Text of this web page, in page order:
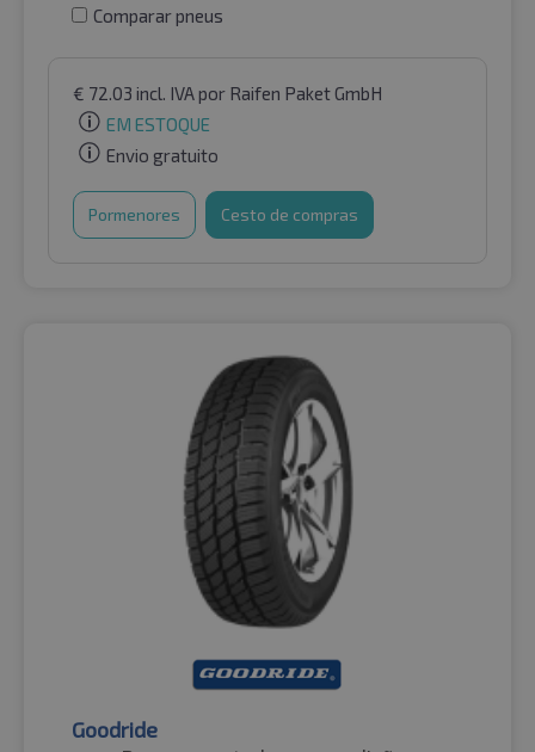
Comparar pneus
€ 72.03 incl. IVApor Raifen Paket GmbH
EM ESTOQUE
Envio gratuito
Pormenores Cesto de compras
Goodride